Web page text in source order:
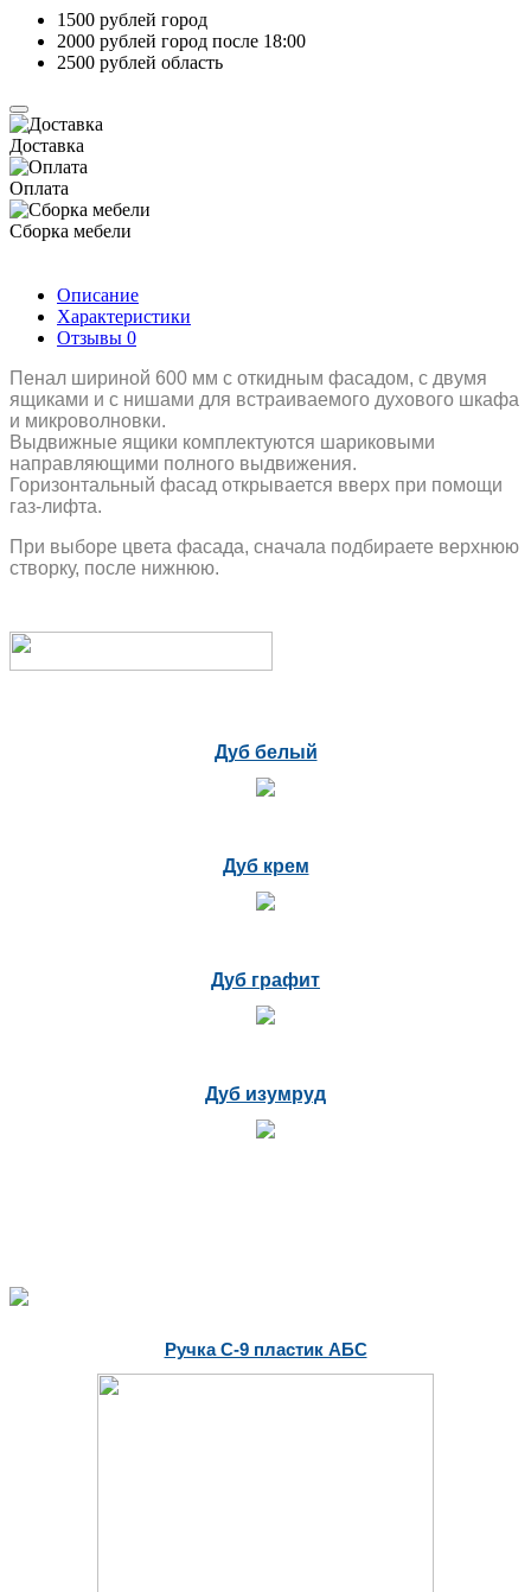
1500 рублей город
2000 рублей город после 18:00
2500 рублей область
Доставка
Оплата
Сборка мебели
Описание
Характеристики
Отзывы 0
Пенал шириной 600 мм с откидным фасадом, с двумя
ящиками и с нишами для встраиваемого духового шкафа
и микроволновки.
Выдвижные ящики комплектуются шариковыми
направляющими полного выдвижения.
Горизонтальный фасад открывается вверх при помощи
газ-лифта.
При выборе цвета фасада, сначала подбираете верхнюю
створку, после нижнюю.
Дуб белый
Дуб крем
Дуб графит
Дуб изумруд
Ручка С-9 пластик АБС